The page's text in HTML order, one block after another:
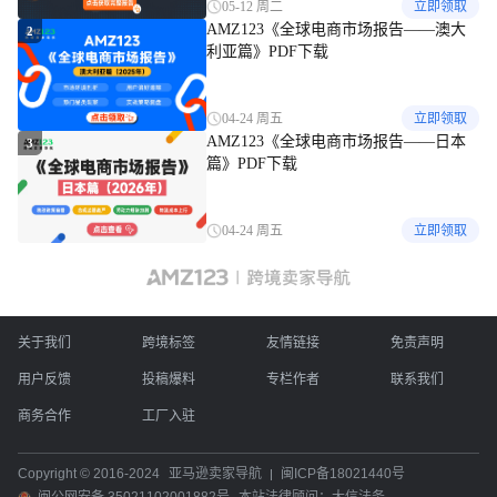
05-12 周二 立即领取
2
AMZ123《全球电商市场报告——澳大
利亚篇》PDF下载
04-24 周五 立即领取
3
AMZ123《全球电商市场报告——日本
篇》PDF下载
04-24 周五 立即领取
关于我们 跨境标签 友情链接 免责声明
用户反馈 投稿爆料 专栏作者 联系我们
商务合作 工厂入驻
Copyright © 2016-2024 亚马逊卖家导航
闽ICP备18021440号